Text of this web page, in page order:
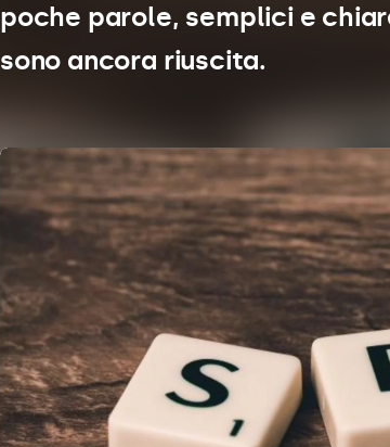
poche parole, semplici e
sono ancora riuscita.